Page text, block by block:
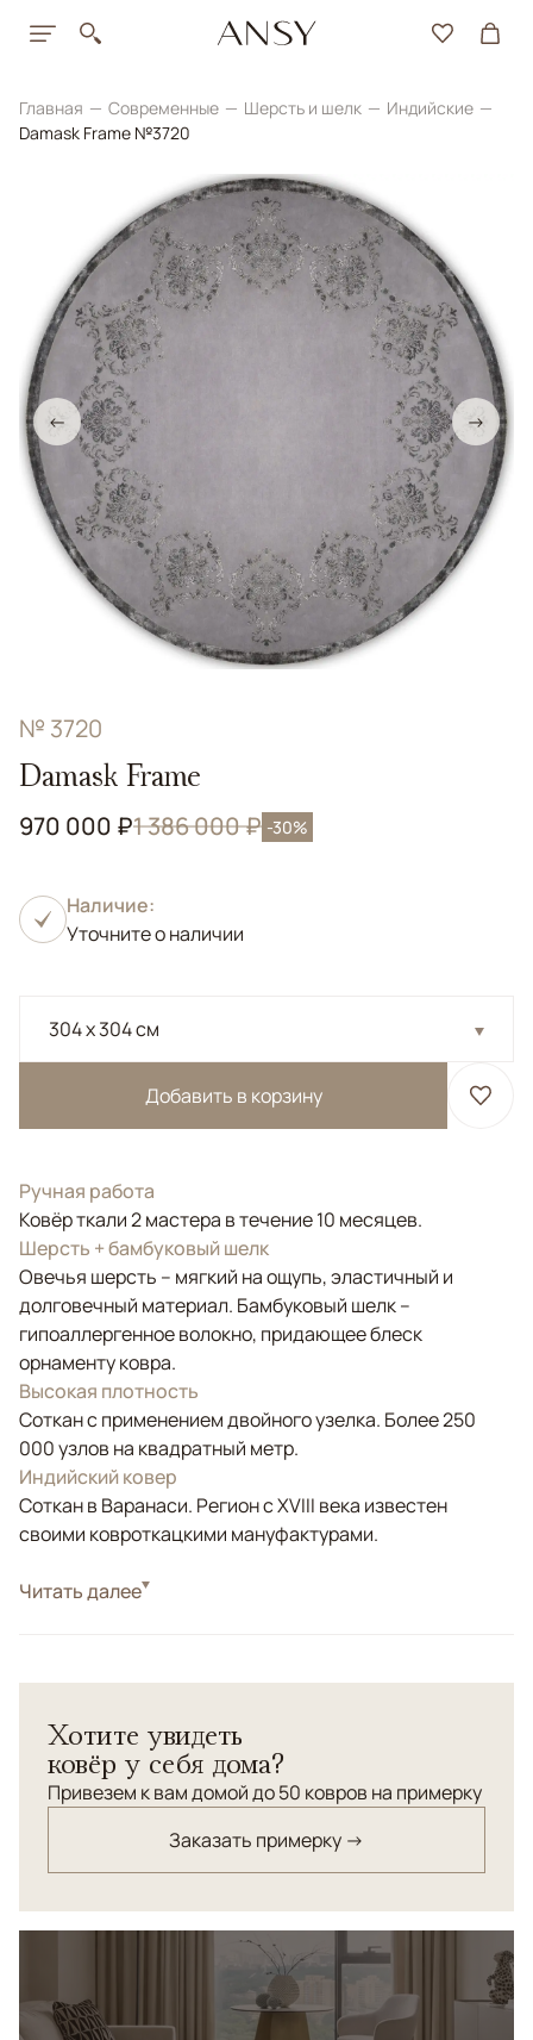
Главная Современные Шерсть и шелк
Индийские
Damask Frame №3720
← →
№ 3720
Damask Frame
970 000 ₽1 386 000 ₽ -30%
Наличие:
Уточните о наличии
304 x 304 см
Добавить в корзину
Ручная работа
Ковёр ткали 2 мастера в течение 10 месяцев.
Шерсть + бамбуковый шелк
Овечья шерсть – мягкий на ощупь, эластичный и
долговечный материал. Бамбуковый шелк –
гипоаллергенное волокно, придающее блеск
орнаменту ковра.
Высокая плотность
Соткан с применением двойного узелка. Более 250
000 узлов на квадратный метр.
Индийский ковер
Соткан в Варанаси. Регион с XVIII века известен
своими ковроткацкими мануфактурами.
СтильСовременные
Читать далее
Хотите увидеть
ковёр у себя дома?
Привезем к вам домой до 50 ковров на примерку
Заказать примерку →